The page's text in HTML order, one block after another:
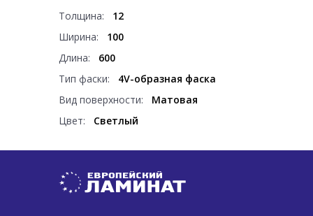
Толщина:
12
Ширина:
100
Длина:
600
Тип фаски:
4V-образная фаска
Вид поверхности:
Матовая
Цвет:
Светлый